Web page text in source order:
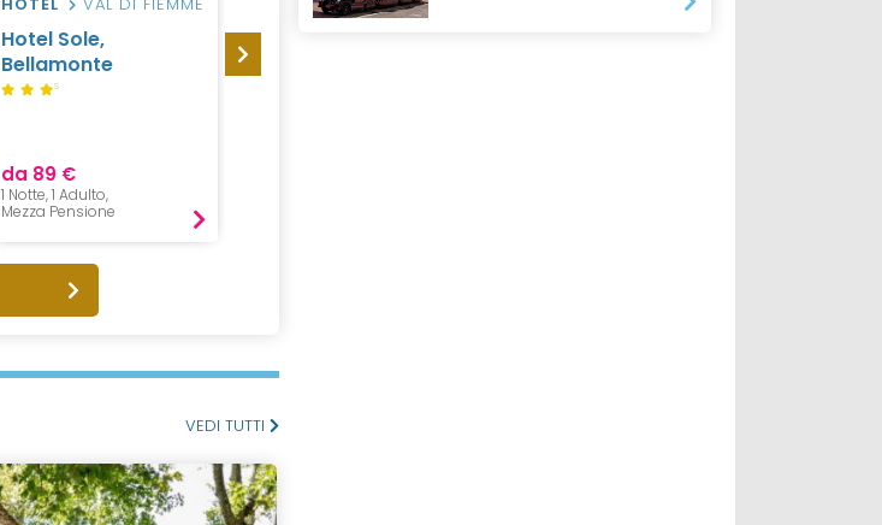
Hotel Sole,
Bellamonte
S
da 89 €
1 Notte, 1 Adulto,
Mezza Pensione
Sport Hotel
Vittoria
VEDI TUTTI